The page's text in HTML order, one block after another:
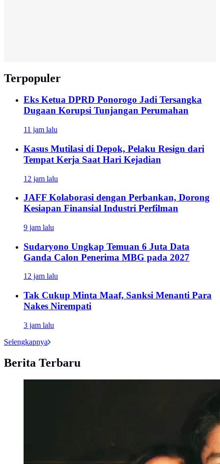
Terpopuler
Eks Ketua DPRD Ponorogo Jadi Tersangka
Dugaan Korupsi Tunjangan Perumahan
11 jam lalu
Kasus Mutilasi di Depok, Pelaku Resign dari
Tempat Kerja Saat Hari Kejadian
12 jam lalu
JAFF Kolaborasi dengan Perbankan, Dorong
Kesiapan Finansial Industri Perfilman
9 jam lalu
Sudaryono Ungkap Temuan 6 Juta Data
Ganda Calon Penerima MBG pada 2027
12 jam lalu
Tak Cukup Minta Maaf, Sanksi Menanti Para
Nakes Nirempati
3 jam lalu
Selengkapnya
Berita Terbaru